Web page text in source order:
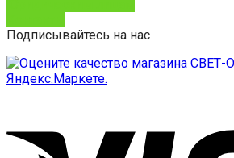
Подписывайтесь на нас